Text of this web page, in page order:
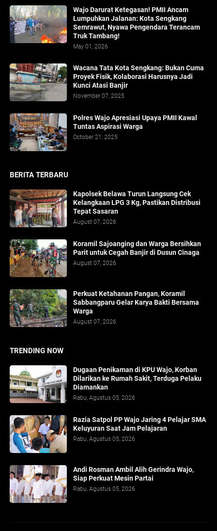
Wajo Darurat Ketegasan! PMII Ancam
Lumpuhkan Jalanan: Kota Sengkang
Semrawut, Nyawa Pengendara Terancam
Truk Tambang!
May 01, 2026
​Wacana Tata Kota Sengkang: Bukan Cuma
Proyek Fisik, Kolaborasi Harusnya Jadi
Kunci Atasi Banjir
November 07, 2025
Polres Wajo Apresiasi Upaya PMII Kawal
Tuntas Aspirasi Warga
October 21, 2025
BERITA TERBARU
Kapolsek Belawa Turun Langsung Cek
Kelangkaan LPG 3 Kg, Pastikan Distribusi
Tepat Sasaran
August 07, 2026
Koramil Sajoanging dan Warga Bersihkan
Parit untuk Cegah Banjir di Dusun Cinaga
August 07, 2026
Perkuat Ketahanan Pangan, Koramil
Sabbangparu Gelar Karya Bakti Bersama
Warga
August 07, 2026
TRENDING NOW
Dugaan Penikaman di KPU Wajo, Korban
Dilarikan ke Rumah Sakit, Terduga Pelaku
Diamankan
Rabu, Agustus 05, 2026
Razia Satpol PP Wajo Jaring 4 Pelajar SMA
Keluyuran Saat Jam Pelajaran
Rabu, Agustus 05, 2026
Andi Rosman Ambil Alih Gerindra Wajo,
Siap Perkuat Mesin Partai
Rabu, Agustus 05, 2026